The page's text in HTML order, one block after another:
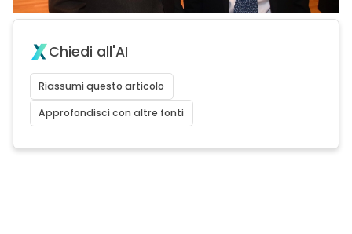
Chiedi all'AI
Riassumi questo articolo
Approfondisci con altre fonti